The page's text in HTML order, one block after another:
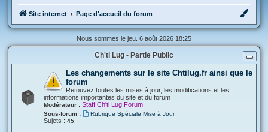
Site internet Page d'accueil du forum
Nous sommes le jeu. 6 août 2026 18:25
Ch'ti Lug - Partie Public
Les changements sur le site Chtilug.fr ainsi que le
forum
Retouvez toutes les mises à jour, les modifications et les
informations importantes du site et du forum
Modérateur : Staff Ch'ti Lug Forum
Sous-forum : Rubrique Spéciale Mise à Jour
Sujets : 45